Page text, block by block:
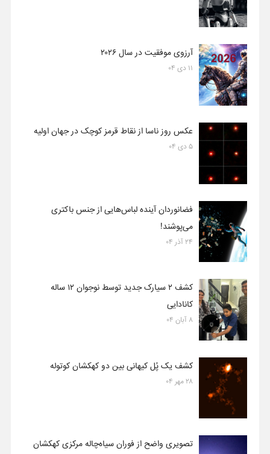
آرزوی موفقیت در سال ۲۰۲۶
۱۱ دی ۰۴
عکس روز ناسا از نقاط قرمز کوچک در جهان اولیه
۵ دی ۰۴
فضانوردان آینده لباس‌هایی از جنس باکتری
می‌پوشند!
۲۴ آذر ۰۴
کشف ۲ سیارک جدید توسط نوجوان ۱۲ ساله
کانادایی
۸ آبان ۰۴
کشف یک پُل کیهانی بین دو کهکشان کوتوله
۲۸ مهر ۰۴
تصویری واضح از فوران سیاه‌چاله مرکزی کهکشان